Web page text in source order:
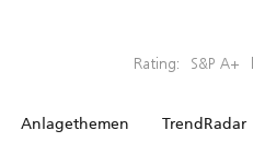
Rating: S&P A+ |
Anlagethemen TrendRadar